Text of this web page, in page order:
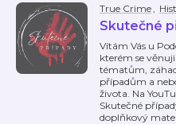
True Crime,
Skutečné
Vítám Vás u
kterém se
tématům,
případům a
života. Na
Skutečné
doplňkový